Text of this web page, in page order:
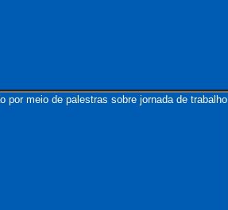
por meio de palestras sobre jornada de trabalho